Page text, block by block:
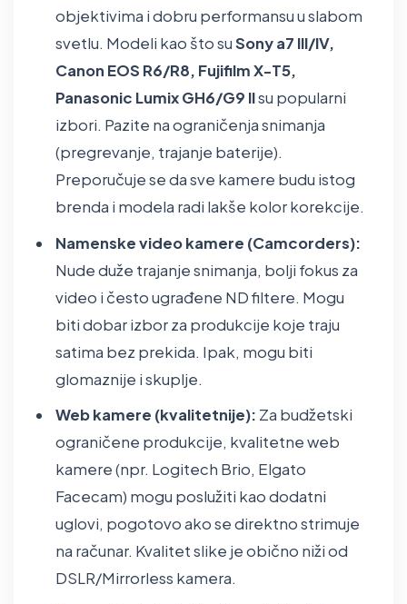
objektivima i dobru performansu u slabom
svetlu. Modeli kao što suSony a7 III/IV,
Canon EOS R6/R8, Fujifilm X-T5,
Panasonic Lumix GH6/G9 IIsu popularni
izbori. Pazite na ograničenja snimanja
(pregrevanje, trajanje baterije).
Preporučuje se da sve kamere budu istog
brenda i modela radi lakše kolor korekcije.
Namenske video kamere (Camcorders):
Nude duže trajanje snimanja, bolji fokus za
video i često ugrađene ND filtere. Mogu
biti dobar izbor za produkcije koje traju
satima bez prekida. Ipak, mogu biti
glomaznije i skuplje.
Web kamere (kvalitetnije): Za budžetski
ograničene produkcije, kvalitetne web
kamere (npr. Logitech Brio, Elgato
Facecam) mogu poslužiti kao dodatni
uglovi, pogotovo ako se direktno strimuje
na računar. Kvalitet slike je obično niži od
DSLR/Mirrorless kamera.